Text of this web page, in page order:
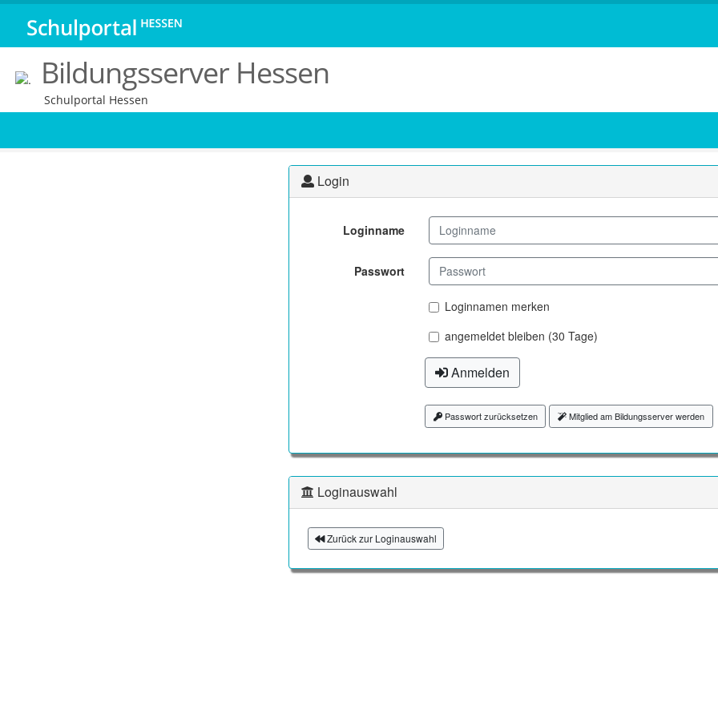
Bildungsserver Hessen
Schulportal Hessen
Login
Loginname
Passwort
Loginnamen merken
angemeldet bleiben (30 Tage)
Anmelden
Passwort zurücksetzen Mitglied am Bildungsserver werden
Loginauswahl
Zurück zur Loginauswahl